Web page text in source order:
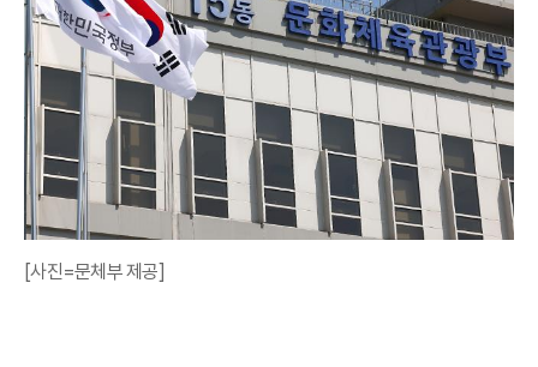
[사진=문체부 제공]